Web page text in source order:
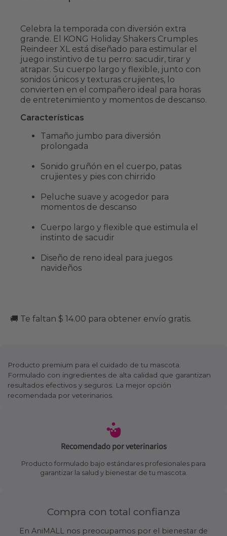
Celebra la temporada con diversión extra
grande. El KONG Holiday Shakers Crumples
Reindeer XL está diseñado para estimular el
juego instintivo de tu perro: sacudir, tirar y
atrapar. Su cuerpo largo y flexible, junto con
sonidos únicos y texturas crujientes, lo
convierten en el compañero ideal para horas
de entretenimiento y momentos de descanso.
Características
Tamaño jumbo para diversión
prolongada
Sonido gruñón en el cuerpo, patas
crujientes y pies con chirrido
Peluche suave y acogedor para
momentos de descanso
Cuerpo largo y flexible que estimula el
instinto de sacudir
Diseño de reno ideal para juegos
navideños
🚚 Te faltan $ 14.00 para obtener envío gratis.
Producto premium para el cuidado de tu mascota.
Formulado con ingredientes de alta calidad que garantizan
resultados efectivos y seguros. La mejor opción
recomendada por veterinarios.
Recomendado por veterinarios
Producto formulado bajo estándares profesionales para
garantizar la salud y bienestar de tu mascota.
Compra con total confianza
En AniMALL nos preocupamos por el bienestar de